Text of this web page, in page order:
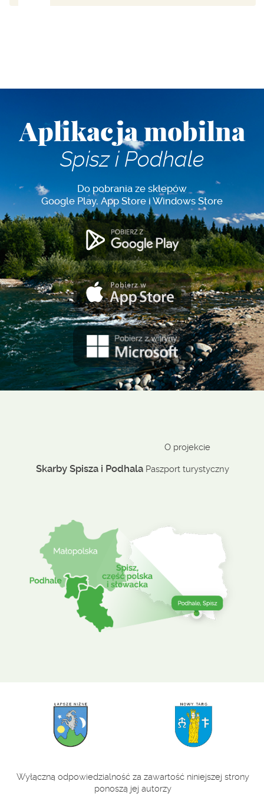
Aplikacja mobilna
Spisz i Podhale
Do pobrania ze sklepów
Google Play, App Store i Windows Store
Skarby Spisza i Podhala
O projekcie
Paszport turystyczny
Wyłączną odpowiedzialność za zawartość niniejszej strony
ponoszą jej autorzy